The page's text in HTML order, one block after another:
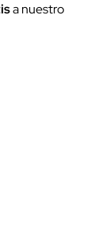
a nuestro